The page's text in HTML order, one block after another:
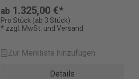
ab 1.325,00 €*
Pro Stück (ab 3 Stück)
* zzgl. MwSt. und Versand
Zur Merkliste hinzufügen
Details